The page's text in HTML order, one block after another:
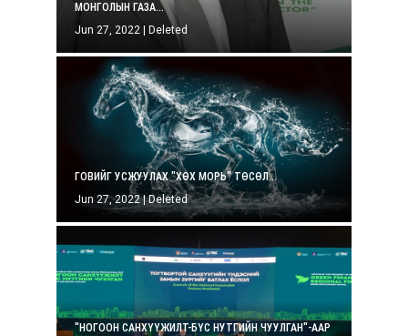
МОНГОЛЫН ГАЗА...
Jun 27, 2022
Deleted
ГОВИЙГ УСЖУУЛАХ "ХӨХ МОРЬ" ТӨСӨЛ...
Jun 27, 2022 | Deleted
"НОГООН САНХҮҮЖИЛТ-БҮС НУТГИЙН ЧУУЛГАН"-ААР